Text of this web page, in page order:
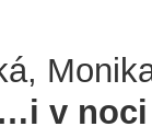
v noci